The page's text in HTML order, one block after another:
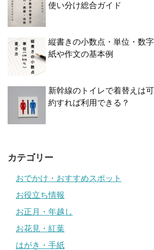
使い分け総合ガイド
縦書きの小数点・単位・数
紙や作文の基本例
新幹線のトイレで着替えは
約すれば利用できる？
カテゴリー
おでかけ・おすすめスポット
お役立ち情報
お正月・年越し
お花見・紅葉
はがき・手紙